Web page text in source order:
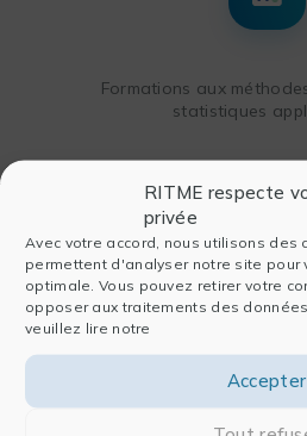
RITME respecte
privée
Avec votre accord, nous utilisons des
permettent d'analyser notre site pour
optimale. Vous pouvez retirer votre
opposer aux traitements des
veuillez lire notre
Accepter
Formations aux
statistiques
métiers